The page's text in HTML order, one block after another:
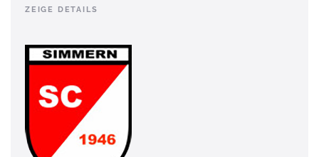
ZEIGE DETAILS